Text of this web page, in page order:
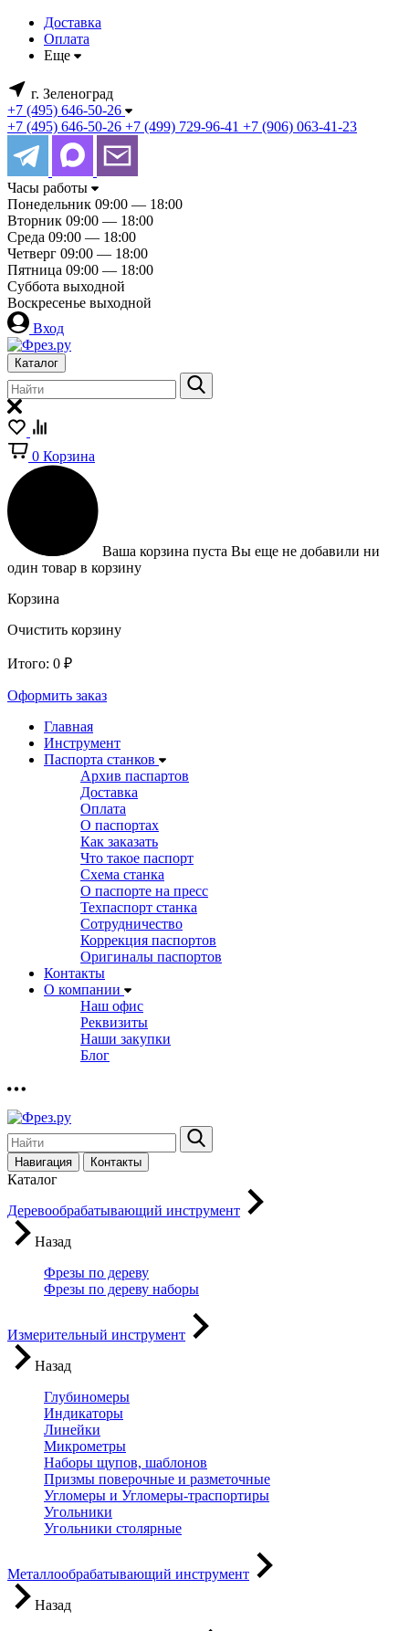
Доставка
Оплата
Еще
г. Зеленоград
+7 (495) 646-50-26
+7 (495) 646-50-26 +7 (499) 729-96-41 +7 (906) 063-41-23
Часы работы
Понедельник 09:00 — 18:00
Вторник 09:00 — 18:00
Среда 09:00 — 18:00
Четверг 09:00 — 18:00
Пятница 09:00 — 18:00
Суббота выходной
Воскресенье выходной
Вход
Каталог
0 Корзина
Ваша корзина пуста Вы еще не добавили ни
один товар в корзину
Корзина
Очистить корзину
Итого: 0 ₽
Оформить заказ
Главная
Инструмент
Паспорта станков
Архив паспартов
Доставка
Оплата
О паспортах
Как заказать
Что такое паспорт
Схема станка
О паспорте на пресс
Техпаспорт станка
Сотрудничество
Коррекция паспортов
Оригиналы паспортов
Контакты
О компании
Наш офис
Реквизиты
Наши закупки
Блог
Навигация Контакты
Каталог
Деревообрабатывающий инструмент
Назад
Фрезы по дереву
Фрезы по дереву наборы
Измерительный инструмент
Назад
Глубиномеры
Индикаторы
Линейки
Микрометры
Наборы щупов, шаблонов
Призмы поверочные и разметочные
Угломеры и Угломеры-траспортиры
Угольники
Угольники столярные
Металлообрабатывающий инструмент
Назад